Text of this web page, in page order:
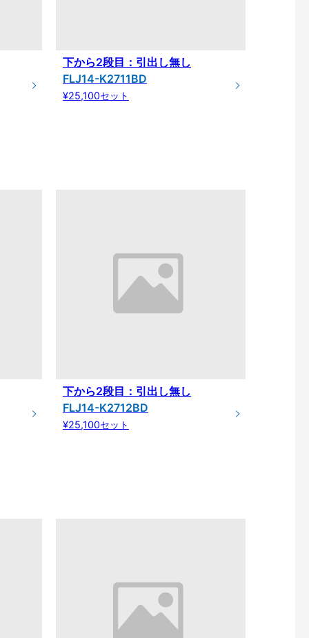
下から2段目：引出し無し
FLJ14-K2711BD
¥25,100セット
下から2段目：引出し無し
FLJ14-K2712BD
¥25,100セット